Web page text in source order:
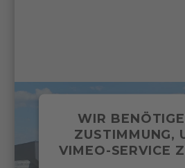
WIR
ZUSTIMMUNG,
VIMEO-SERVICE